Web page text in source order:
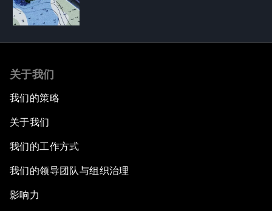
关于我们
我们的策略
关于我们
我们的工作方式
我们的领导团队与组织治理
影响力